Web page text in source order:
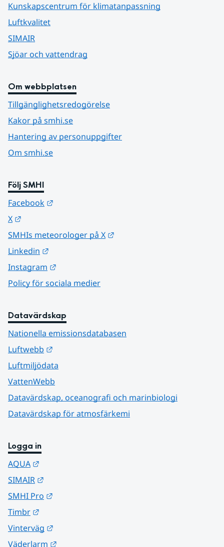
Kunskapscentrum för klimatanpassning
Luftkvalitet
SIMAIR
Sjöar och vattendrag
Om webbplatsen
Tillgänglighetsredogörelse
Kakor på smhi.se
Hantering av personuppgifter
Om smhi.se
Följ SMHI
Facebook
X
SMHIs meteorologer på X
Linkedin
Instagram
Policy för sociala medier
Datavärdskap
Nationella emissionsdatabasen
Luftwebb
Luftmiljödata
VattenWebb
Datavärdskap, oceanografi och marinbiologi
Datavärdskap för atmosfärkemi
Logga in
AQUA
SIMAIR
SMHI Pro
Timbr
Vinterväg
Väderlarm